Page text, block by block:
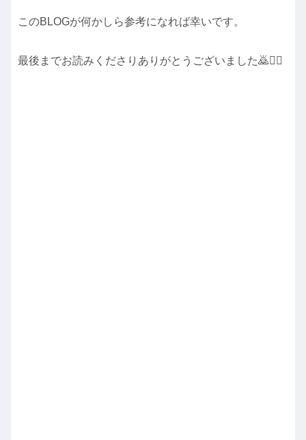
このBLOGが何かしら参考になれば幸いです。
最後までお読みくださりありがとうございました🙇🙇‍♀️